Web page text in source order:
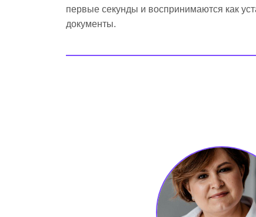
первые секунды и воспринимаются как
документы.